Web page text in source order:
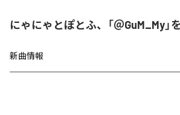
にゃにゃとぽとふ、「＠GuM_My」
新曲情報